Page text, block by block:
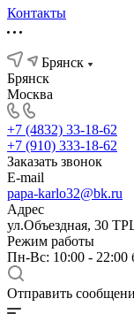
Контакты
Брянск
Брянск
Москва
+7 (4832) 33-18-62
+7 (910) 333-18-62
Заказать звонок
E-mail
papa-karlo32@bk.ru
Адрес
ул.Объездная, 30
Режим работы
Пн-Вс: 10:00 - 22:00
Отправить